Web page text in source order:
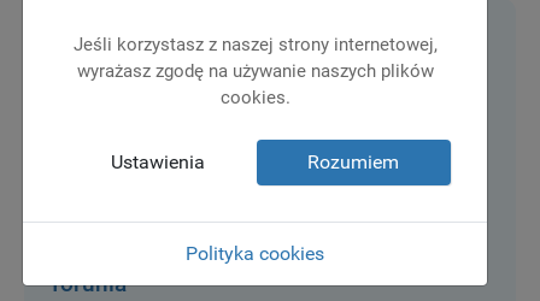
Słodka i naukowa wyprawa klas 3a i 3b do
Torunia
Jeśli korzystasz z naszej strony internetowej,
wyrażasz zgodę na używanie naszych plików
cookies.
Ustawienia Rozumiem
Polityka cookies